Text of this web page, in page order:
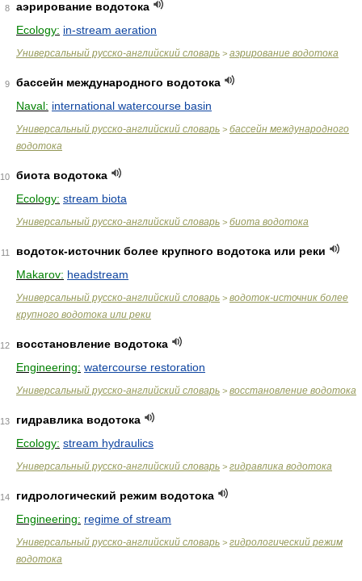
8
аэрирование водотока
Ecology: in-stream aeration
Универсальный русско-английский словарь > аэрирование водотока
9
бассейн международного водотока
Naval: international watercourse basin
Универсальный русско-английский словарь > бассейн международного
водотока
10
биота водотока
Ecology: stream biota
Универсальный русско-английский словарь > биота водотока
11
водоток-источник более крупного водотока или реки
Makarov: headstream
Универсальный русско-английский словарь > водоток-источник более
крупного водотока или реки
12
восстановление водотока
Engineering: watercourse restoration
Универсальный русско-английский словарь > восстановление водотока
13
гидравлика водотока
Ecology: stream hydraulics
Универсальный русско-английский словарь > гидравлика водотока
14
гидрологический режим водотока
Engineering: regime of stream
Универсальный русско-английский словарь > гидрологический режим
водотока